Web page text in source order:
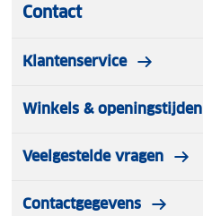
Contact
Klantenservice
Winkels & openingstijden
Veelgestelde vragen
Contactgegevens